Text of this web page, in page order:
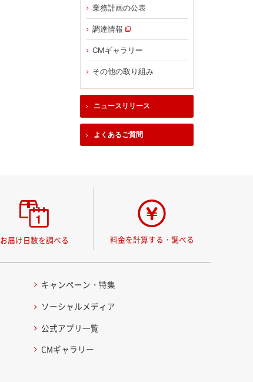
業務計画の公表
調達情報
CMギャラリー
その他の取り組み
ニュースリリース
よくあるご質問
お届け日数を調べる 料金を計算する・調べる
キャンペーン・特集
ソーシャルメディア
公式アプリ一覧
CMギャラリー